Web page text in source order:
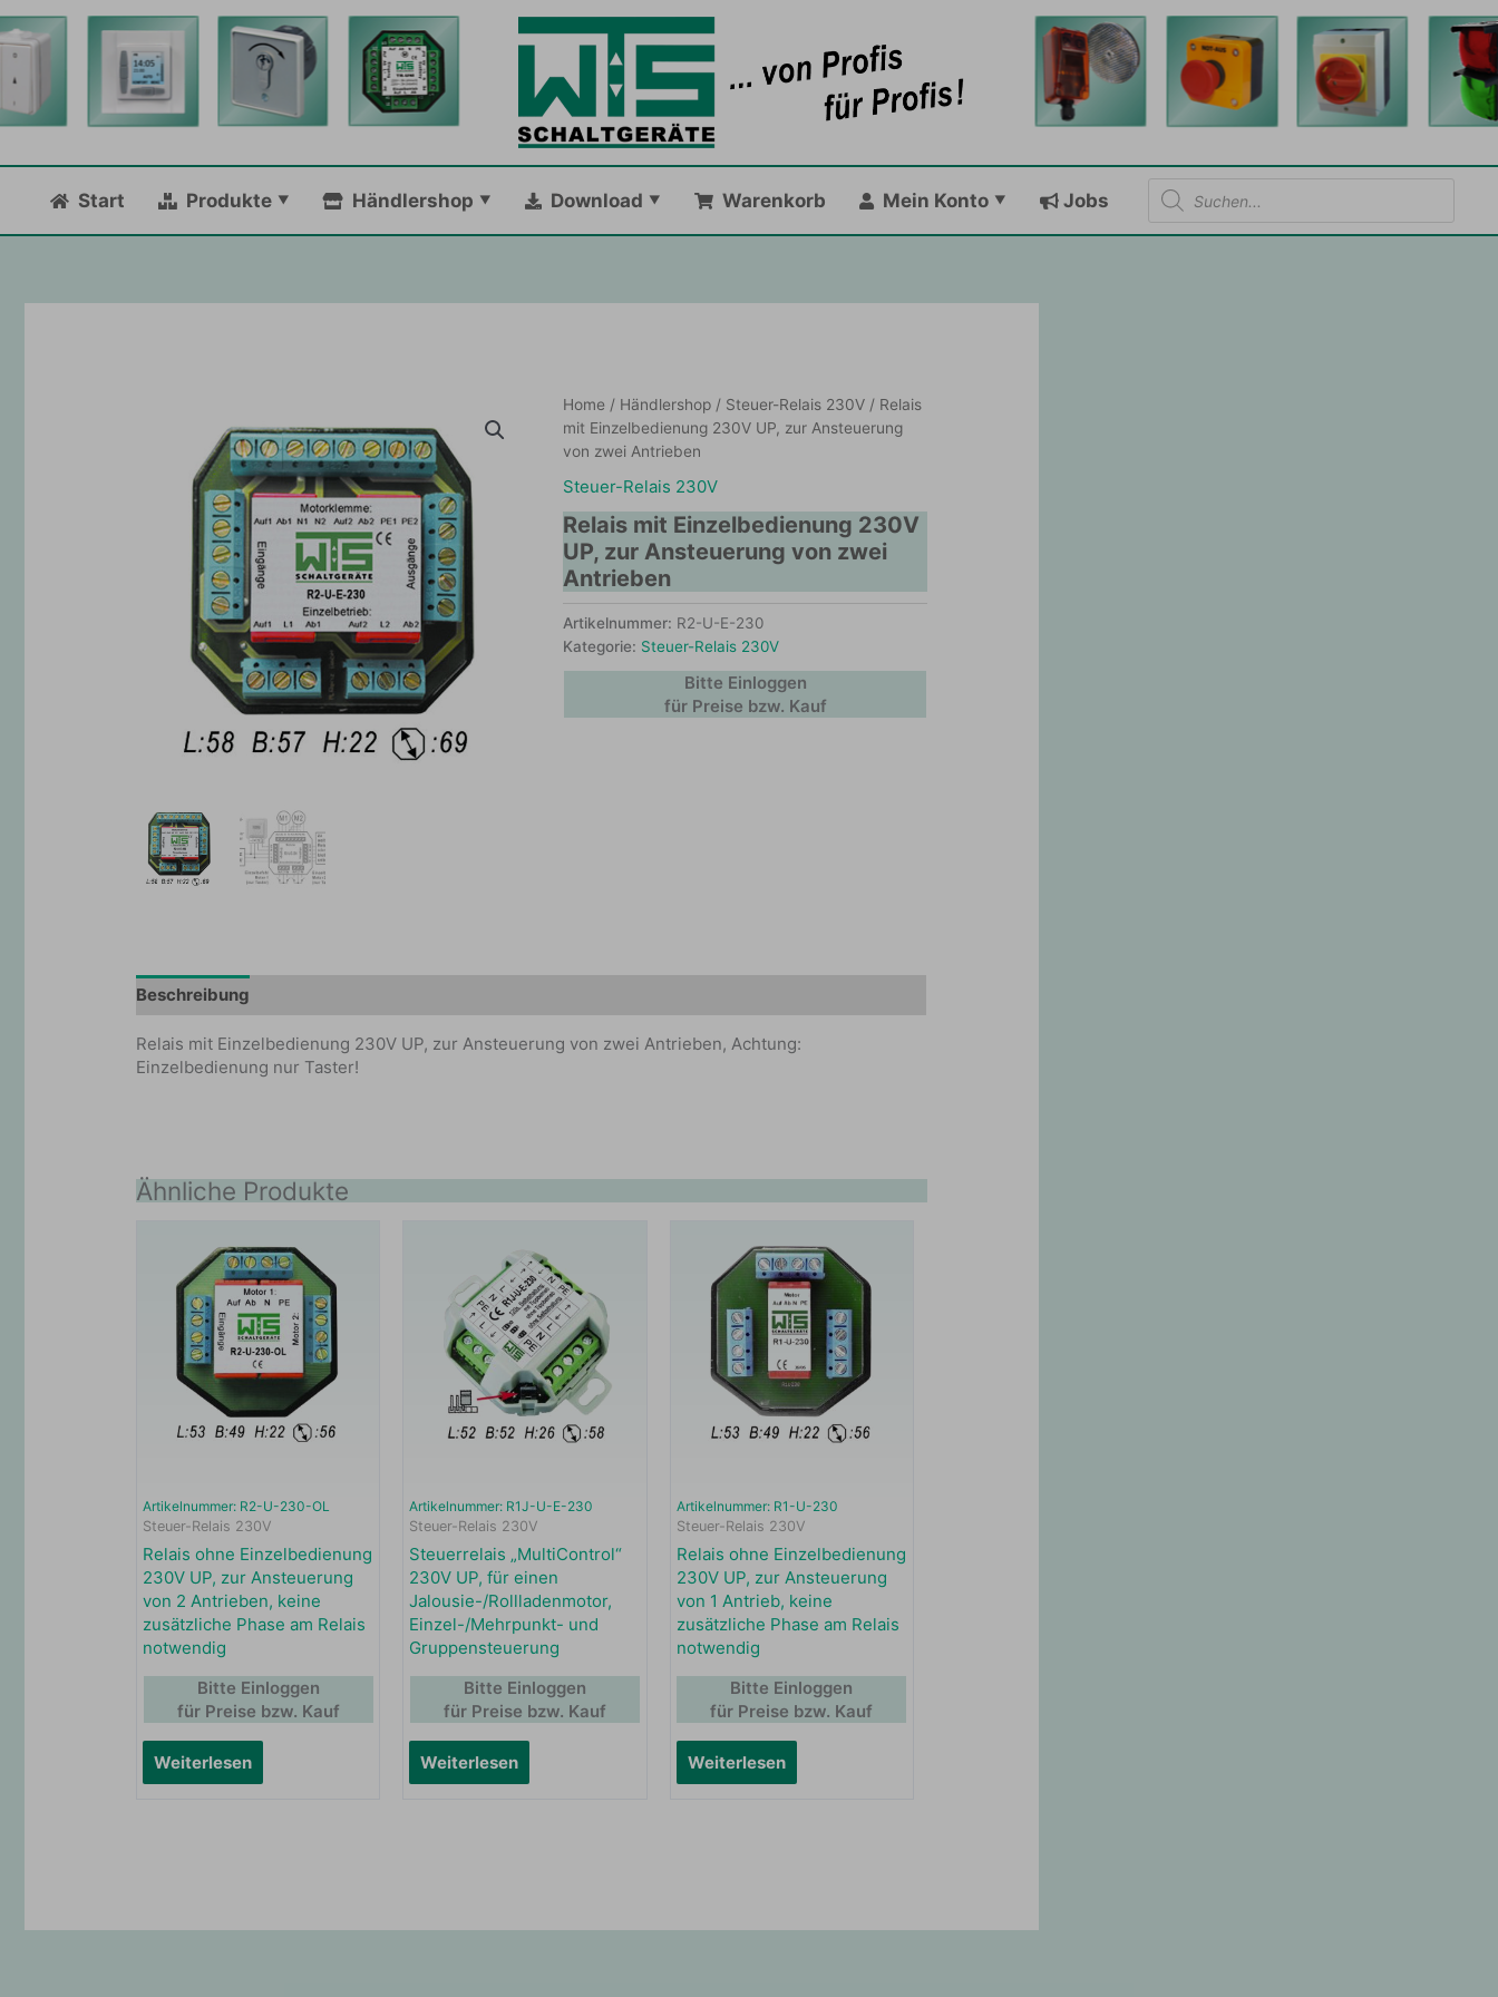
Zum
Inhalt
springen
Start Produkte Händlershop Download Warenkorb Mein Konto Jobs
Products
search
Home / Händlershop / Steuer-Relais 230V / Relais
mit Einzelbedienung 230V UP, zur Ansteuerung
von zwei Antrieben
Steuer-Relais 230V
Relais mit Einzelbedienung 230V
UP, zur Ansteuerung von zwei
Antrieben
Artikelnummer: R2-U-E-230
Kategorie: Steuer-Relais 230V
Bitte Einloggen
für Preise bzw. Kauf
Beschreibung
Relais mit Einzelbedienung 230V UP, zur Ansteuerung von zwei Antrieben, Achtung:
Einzelbedienung nur Taster!
Ähnliche Produkte
Artikelnummer: R2-U-230-OL
Steuer-Relais 230V
Relais ohne Einzelbedienung
230V UP, zur Ansteuerung
von 2 Antrieben, keine
zusätzliche Phase am Relais
notwendig
Weiterlesen
Bitte Einloggen
für Preise bzw. Kauf
Artikelnummer: R1J-U-E-230
Steuer-Relais 230V
Steuerrelais „MultiControl“
230V UP, für einen
Jalousie-/Rollladenmotor,
Einzel-/Mehrpunkt- und
Gruppensteuerung
Weiterlesen
Bitte Einloggen
für Preise bzw. Kauf
Artikelnummer: R1-U-230
Steuer-Relais 230V
Relais ohne Einzelbedienung
230V UP, zur Ansteuerung
von 1 Antrieb, keine
zusätzliche Phase am Relais
notwendig
Weiterlesen
Bitte Einloggen
für Preise bzw. Kauf